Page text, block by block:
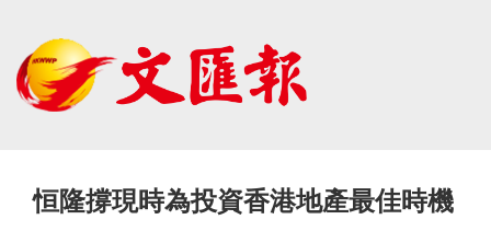
恒隆撐現時為投資香港地產最佳時機